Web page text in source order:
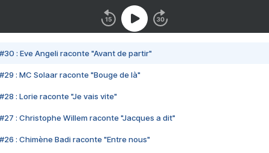
#30 : Eve Angeli raconte "Avant de partir"
#29 : MC Solaar raconte "Bouge de là"
#28 : Lorie raconte "Je vais vite"
#27 : Christophe Willem raconte "Jacques a dit"
#26 : Chimène Badi raconte "Entre nous"